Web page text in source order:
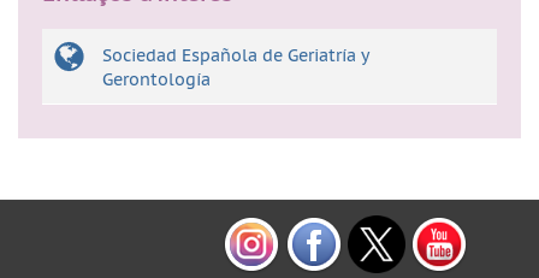
Sociedad Española de Geriatría y
Gerontología